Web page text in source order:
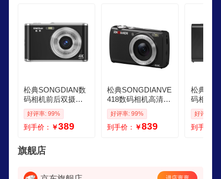
松典SONGDIAN数
码相机前后双摄高
清像素学生照相机 v
log校园便携迷你卡
片机可传手机 星际
好评率: 99%
到手价： ￥389
松典SONGDIANVE
418数码相机高清大
底传感器vlog旅游专
用 全彩夜视入门cc
d平替触屏卡片机 星
好评率: 99%
到手价： ￥839
松典
码相机
迷你小
微单平
照相机
好评率:
到手价：
旗舰店